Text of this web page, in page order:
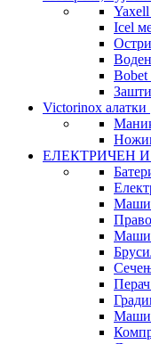
Icel
Bobet
Victorinox алатки
ЕЛЕКТРИЧЕН